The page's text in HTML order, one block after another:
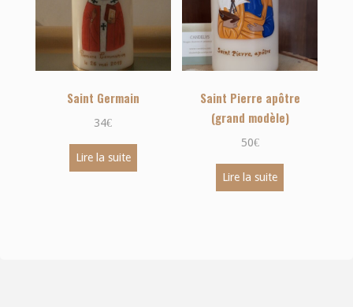
Saint Germain
34€
Lire la suite
Saint Pierre apôtre
(grand modèle)
50€
Lire la suite